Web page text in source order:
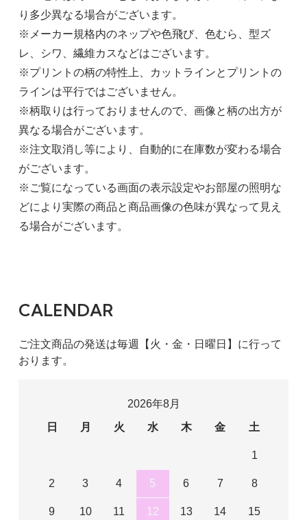
り多少異なる場合がございます。
※メーカー規格内のネップや色飛び、色むら、型ズ
レ、シワ、繊維カスなどはございます。
※プリントの柄の特性上、カットラインとプリントの
ラインは平行ではございません。
※柄取りは行っておりませんので、画像と柄の出方が
異なる場合がございます。
※注文取消し等により、自動的に在庫数が変わる場合
がございます。
※ご覧になっている画面の表示設定やお部屋の照明な
どにより実際の商品と商品画像の色味が異なって見え
る場合がございます。
CALENDAR
ご注文商品の発送は毎週【火・金・日曜日】に行って
おります。
2026年8月
日
月 火 水 木 金 土
1
2 3 4 5 6 7 8
9 10 11 12 13 14 15